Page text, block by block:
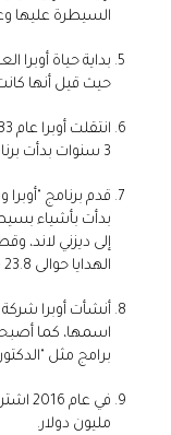
السيطرة عليها
حيث قيل أنها
3 سنوات بدأت برنامجها الشهير "أوبرا وينفري" الذي استمر 25 عاماً.
قدم برنامج
بدأت بأشياء
إلى ديزني لاند،
الهدايا حوالى 23.8 مليون دولار.
اسمها، كما
برامج مثل
مليون دولار.